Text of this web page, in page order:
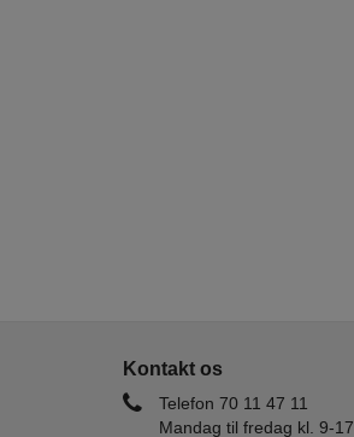
Kontakt os
Telefon 70 11 47 11
Mandag til fredag kl. 9-17